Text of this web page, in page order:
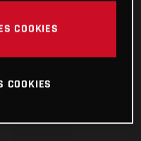
COOKIES
COOKIES